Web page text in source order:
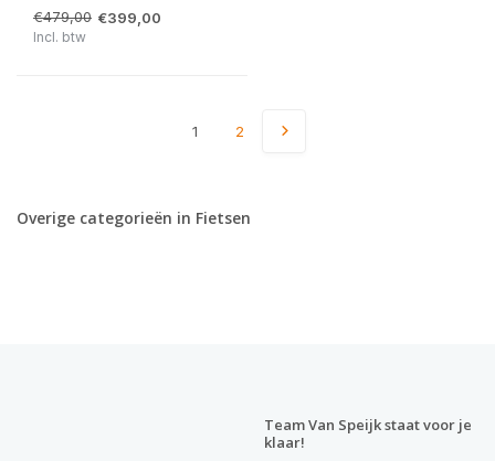
€479,00 €399,00
Incl. btw
1 2
Overige categorieën in Fietsen
Team Van Speijk staat voor je
klaar!